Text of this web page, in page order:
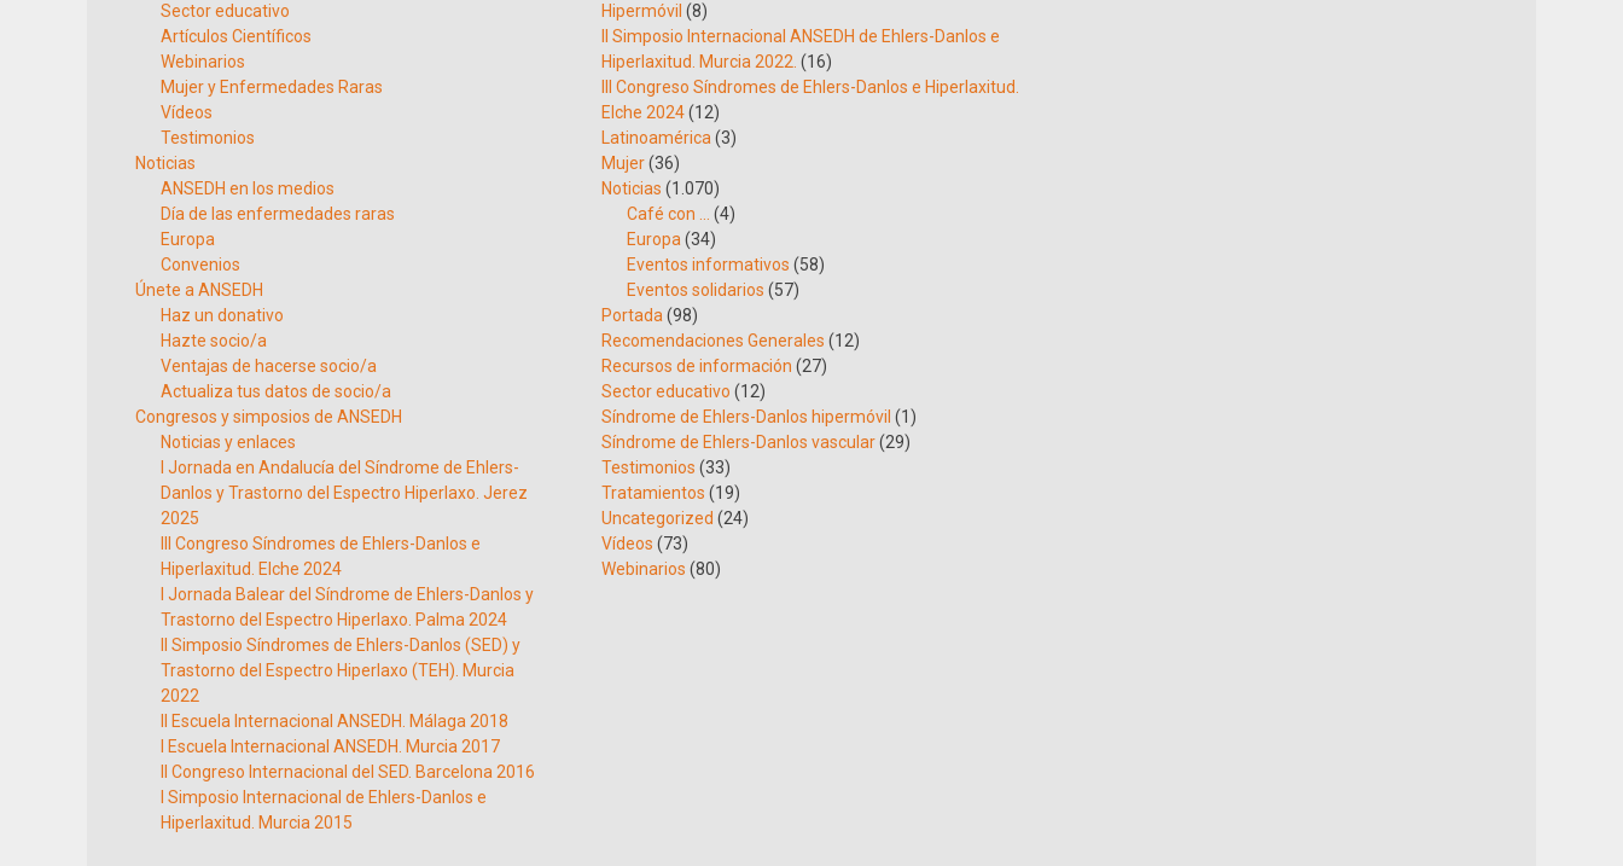
Sector educativo
Artículos Científicos
Webinarios
Mujer y Enfermedades Raras
Vídeos
Testimonios
Noticias
ANSEDH en los medios
Día de las enfermedades raras
Europa
Convenios
Únete a ANSEDH
Haz un donativo
Hazte socio/a
Ventajas de hacerse socio/a
Actualiza tus datos de socio/a
Congresos y simposios de ANSEDH
Noticias y enlaces
I Jornada en Andalucía del Síndrome de Ehlers-
Danlos y Trastorno del Espectro Hiperlaxo. Jerez
2025
III Congreso Síndromes de Ehlers-Danlos e
Hiperlaxitud. Elche 2024
I Jornada Balear del Síndrome de Ehlers-Danlos y
Trastorno del Espectro Hiperlaxo. Palma 2024
II Simposio Síndromes de Ehlers-Danlos (SED) y
Trastorno del Espectro Hiperlaxo (TEH). Murcia
2022
II Escuela Internacional ANSEDH. Málaga 2018
I Escuela Internacional ANSEDH. Murcia 2017
II Congreso Internacional del SED. Barcelona 2016
I Simposio Internacional de Ehlers-Danlos e
Hiperlaxitud. Murcia 2015
Hipermóvil (8)
II Simposio Internacional ANSEDH de Ehlers-Danlos e
Hiperlaxitud. Murcia 2022. (16)
III Congreso Síndromes de Ehlers-Danlos e Hiperlaxitud.
Elche 2024(12)
Latinoamérica (3)
Mujer(36)
Noticias (1.070)
Café con …
(4)
Europa (34)
Eventos informativos (58)
Eventos solidarios (57)
Portada (98)
Recomendaciones Generales (12)
Recursos de información (27)
Sector educativo (12)
Síndrome de Ehlers-Danlos hipermóvil (1)
Síndrome de Ehlers-Danlos vascular(29)
Testimonios (33)
Tratamientos (19)
Uncategorized (24)
Vídeos (73)
Webinarios (80)